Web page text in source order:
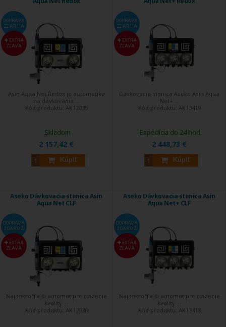
DOPRAVA
ZDARMA
EXTRA
ZĽAVA
Asin Aqua Net Redox je automatika
na dávkovanie ...
Kód produktu: AK12035
2 157,42 €
Kúpiť
Skladom
DOPRAVA
ZDARMA
EXTRA
ZĽAVA
Dávkovacia stanica Aseko Asin Aqua
Net+ ...
Kód produktu: AK13419
2 448,73 €
Kúpiť
Expedícia do 24 hod.
Aseko Dávkovacia stanica Asin
Aqua Net CLF
DOPRAVA
ZDARMA
EXTRA
ZĽAVA
Najpokročilejší automat pre riadenie
kvality ...
Kód produktu: AK12036
Aseko Dávkovacia stanica Asin
Aqua Net+ CLF
DOPRAVA
ZDARMA
EXTRA
ZĽAVA
Najpokročilejší automat pre riadenie
kvality ...
Kód produktu: AK13418